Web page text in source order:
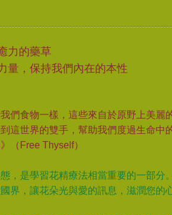
力的藥草
量，保持我們內在的本性
們食物一樣，這些來自於原野上美
這世界的雙手，幫助我們度過生命
（Free Thyself）
，是學習花精療法相當重要的一部
界，讓花朵光與愛的訊息，滋潤您